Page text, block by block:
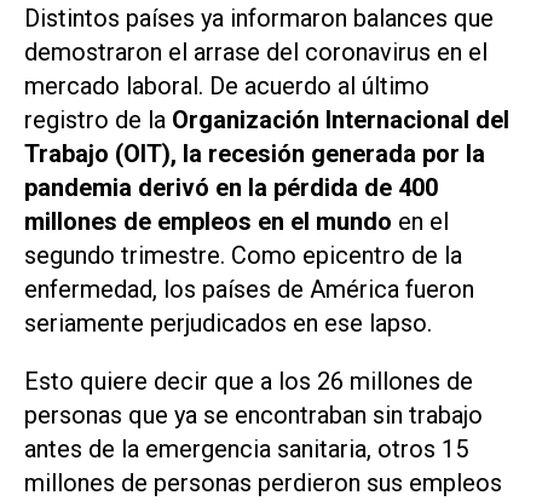
Distintos países ya informaron balances que
demostraron el arrase del coronavirus en el
mercado laboral. De acuerdo al último
registro de la Organización Internacional del
Trabajo (OIT), la recesión generada por la
pandemia derivó en la pérdida de 400
millones de empleos en el mundo en el
segundo trimestre. Como epicentro de la
enfermedad, los países de América fueron
seriamente perjudicados en ese lapso.
Esto quiere decir que a los 26 millones de
personas que ya se encontraban sin trabajo
antes de la emergencia sanitaria, otros 15
millones de personas perdieron sus empleos